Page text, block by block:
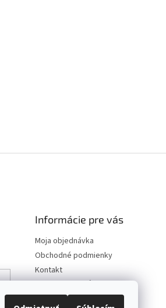
Informácie pre vás
Moja objednávka
Obchodné podmienky
Kontakt
Doprava a platba